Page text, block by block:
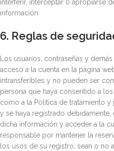
interferir, interceptar o apropiarse
información.
6. Reglas de
Los usuarios, contraseñas y
acceso a la cuenta en la página
intransferibles y no pueden ser
persona que haya consentido a
como a la Política de tratamiento
y se haya registrado debidamente,
dicha información y acceder a la
responsable por mantener la
los usos de su registro, sean o no